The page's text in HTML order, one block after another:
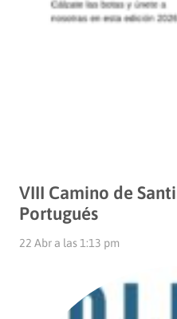
VIII Camino de
Portugués
22 Abr a las 1:13 pm